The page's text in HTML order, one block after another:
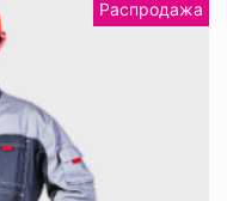
Распродажа